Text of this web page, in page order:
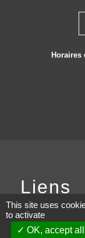
Horaires
Liens
Site de la
This site uses
to activate
OK, accept all